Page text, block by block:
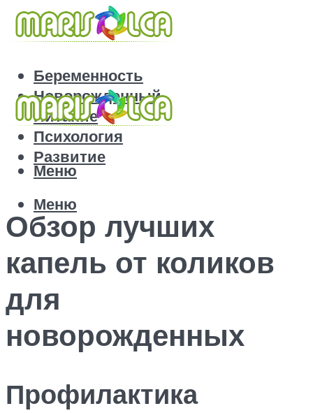
Беременность
Новорожденный
Питание
Психология
Развитие
Меню
Меню
Обзор лучших
капель от коликов
для
новорожденных
Профилактика